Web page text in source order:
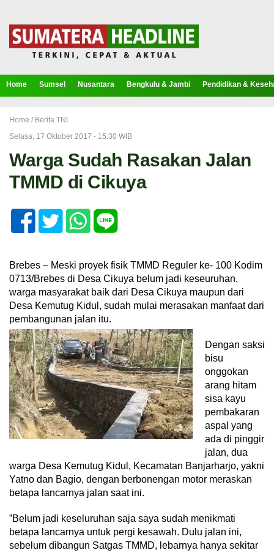
Home Sumsel Nusantara Bengkulu & Jambi Pendidikan &
Home / Berita TNI
Selasa, 17 Oktober 2017 - 15:30 WIB
Warga Sudah Rasakan Jalan
TMMD di Cikuya
Brebes – Meski proyek fisik TMMD Reguler ke- 100 Kodim
0713/Brebes di Desa Cikuya belum jadi keseuruhan,
warga masyarakat baik dari Desa Cikuya maupun dari
Desa Kemutug Kidul, sudah mulai merasakan manfaat dari
pembangunan jalan itu.
Dengan saksi
bisu
onggokan
arang hitam
sisa kayu
pembakaran
aspal yang
ada di pinggir
jalan, dua
warga Desa Kemutug Kidul, Kecamatan Banjarharjo, yakni
Yatno dan Bagio, dengan berbonengan motor meraskan
betapa lancarnya jalan saat ini.
”Belum jadi keseluruhan saja saya sudah menikmati
betapa lancarnya untuk pergi kesawah. Dulu jalan ini,
sebelum dibangun Satgas TMMD, lebarnya hanya sekitar